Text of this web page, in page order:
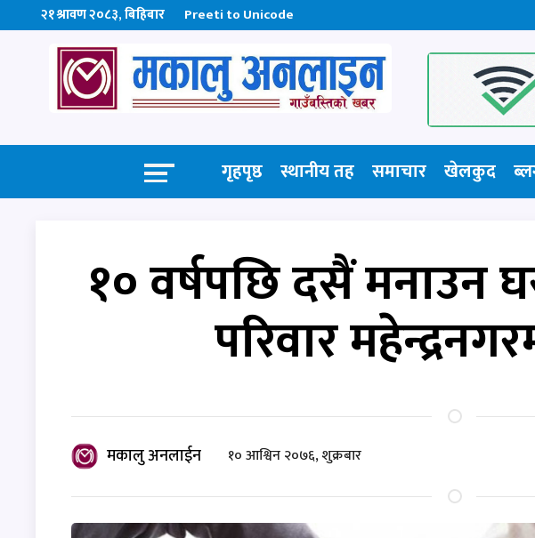
२१ श्रावण २०८३, बिहिबार Preeti to Unicode
गृहपृष्ठ स्थानीय तह समाचार खेलकुद
१० वर्षपछि दसैं मनाउन
परिवार
मकालु अनलाईन १० आश्विन २०७६, शुक्रबार